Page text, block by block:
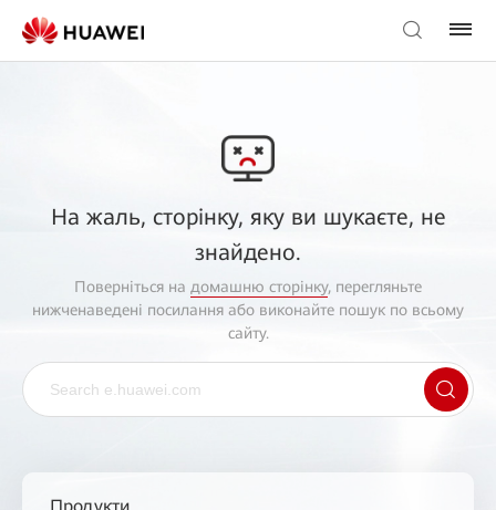
На жаль, сторінку, яку ви шукаєте, не
знайдено.
Поверніться на домашню сторінку, перегляньте
нижченаведені посилання або виконайте пошук по всьому
сайту.